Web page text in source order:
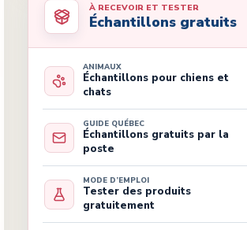
À RECEVOIR ET TESTER
Échantillons gratuits
ANIMAUX
Échantillons pour chiens et
chats
GUIDE QUÉBEC
Échantillons gratuits par la
poste
MODE D’EMPLOI
Tester des produits
gratuitement